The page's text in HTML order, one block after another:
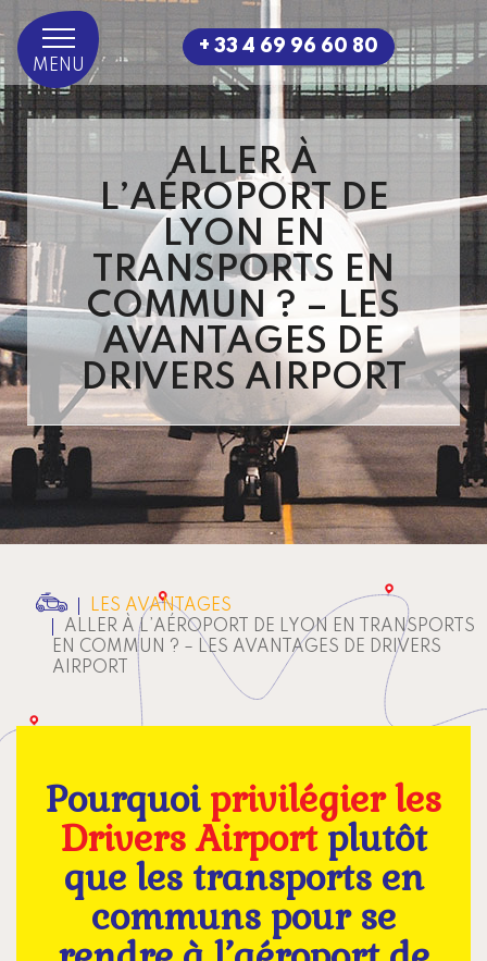
MENU
+ 33 4 69 96 60 80
ALLER À
L’AÉROPORT DE
LYON EN
TRANSPORTS EN
COMMUN ? – LES
AVANTAGES DE
DRIVERS AIRPORT
LES AVANTAGES
ALLER À L’AÉROPORT DE LYON EN TRANSPORTS
EN COMMUN ? – LES AVANTAGES DE DRIVERS
AIRPORT
Pourquoi privilégier les
Drivers Airportplutôt
que les transports en
communs pour se